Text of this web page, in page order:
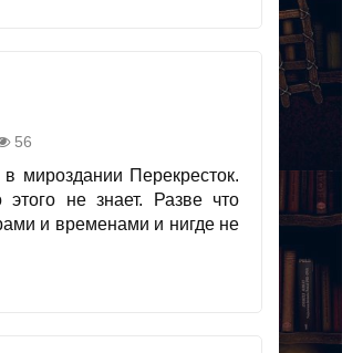
56
мироздании Перекресток.
этого не знает. Разве что
и временами и нигде не